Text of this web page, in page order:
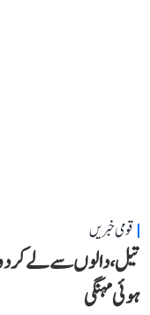
قومی خبریں
تیل، دالوں سے لے کر
ہوئی مہنگی